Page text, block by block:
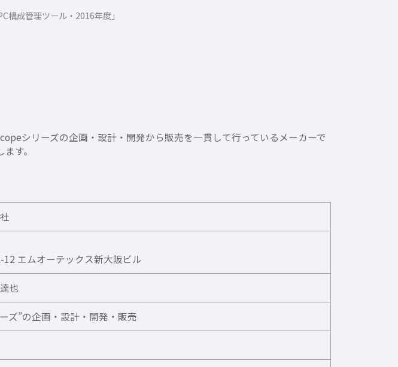
成管理ツール・2016年度」
シリーズの企画・設計・開発から販売を一貫して行っているメーカーで
す。
エムオーテックス新大阪ビル
也
ズ”の企画・設計・開発・販売